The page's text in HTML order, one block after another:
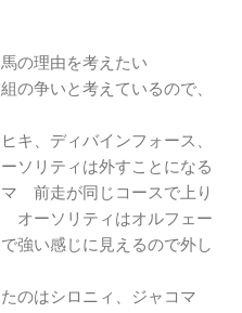
の理由を考えたい
の争いと考えているので、
キ、ディバインフォース、
ソリティは外すことになる
前走が同じコースで上り
オーソリティはオルフェー
強い感じに見えるので外し
のはシロニィ、ジャコマ